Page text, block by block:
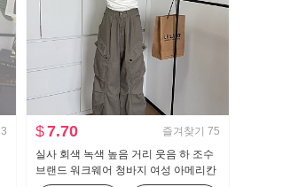
3
$7.70 즐겨찾기 75
실사 회색 녹색 높음 거리 웃음 하 조수
브랜드 워크웨어 청바지 여성 아메리칸